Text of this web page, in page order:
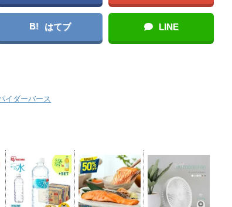
B! はてブ LINE
イダーバース